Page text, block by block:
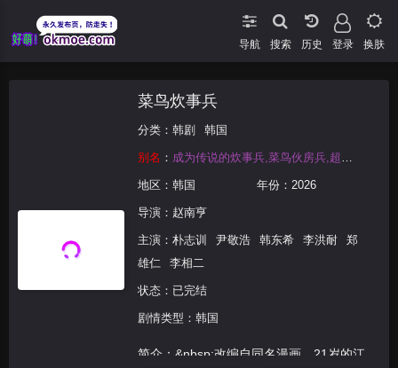
导航 搜索 登录 换肤
菜鸟炊事兵
分类： 韩剧 韩国
别名 ： 成为传说的炊事兵,菜鸟伙房兵,超新丁伙头兵,炊事兵成为传说,The Legendary Cook Soldier,The Legend of Kitchen Soldier
地区： 韩国 年份： 2026
导演： 赵南亨
主演： 朴志训 尹敬浩 韩东希 李洪耐
郑
雄仁
李相二
状态：已完结
剧情类型：韩国
简介：&nbsp;改编自同名漫画。21岁的江